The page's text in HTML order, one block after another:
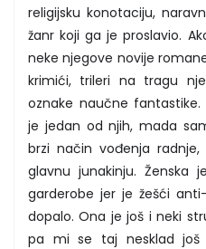
religijsku konotaciju,
žanr koji ga je proslavio.
neke njegove novije
krimići, trileri na tragu
oznake naučne fantastike.
je jedan od njih, mada
brzi način vođenja
glavnu junakinju. Ženska
garderobe jer je žešći
dopalo. Ona je još i neki
pa mi se taj nesklad još